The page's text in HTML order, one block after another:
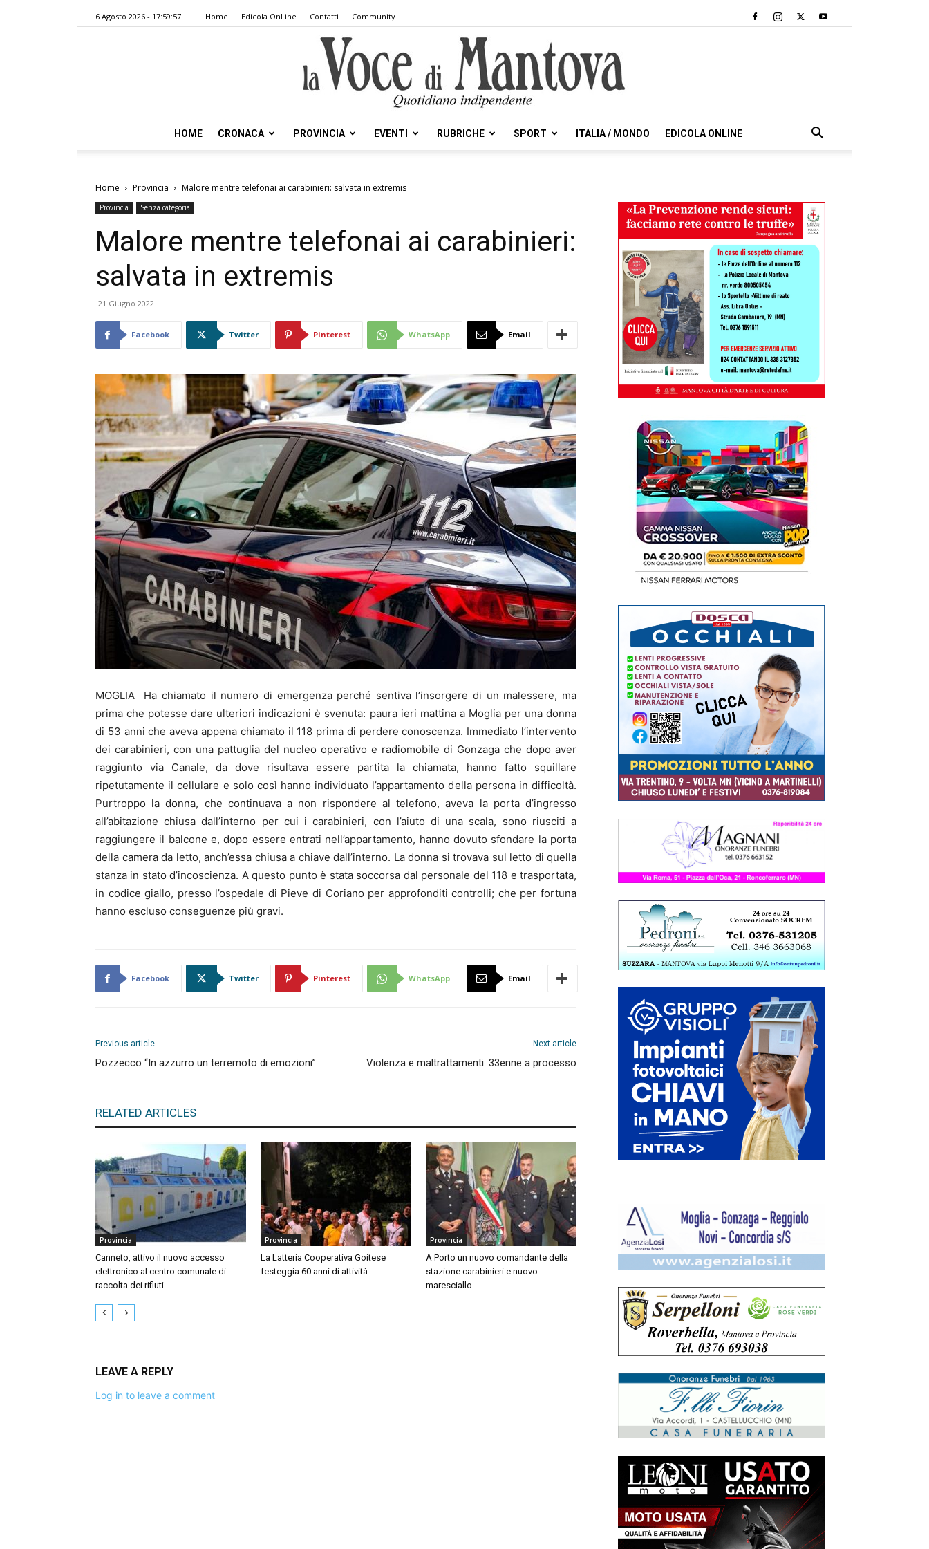
6 Agosto 2026 - 17:59:57 Home Edicola OnLine Contatti Community
Voce
HOME CRONACA PROVINCIA EVENTI RUBRICHE SPORT ITALIA / MONDO EDICOLA ONLINE
Home Provincia Malore mentre telefonai ai carabinieri: salvata in extremis
Provincia Senza categoria
Malore mentre telefonai ai carabinieri:
salvata in extremis
21 Giugno 2022
Facebook Twitter Pinterest WhatsApp Email
MOGLIA Ha chiamato il numero di emergenza perché sentiva l’insorgere di un malessere, ma
prima che potesse dare ulteriori indicazioni è svenuta: paura ieri mattina a Moglia per una donna
di 53 anni che aveva appena chiamato il 118 prima di perdere conoscenza. Immediato l’intervento
dei carabinieri, con una pattuglia del nucleo operativo e radiomobile di Gonzaga che dopo aver
raggiunto via Canale, da dove risultava essere partita la chiamata, hanno fatto squillare
ripetutamente il cellulare e solo così hanno individuato l’appartamento della persona in difficoltà.
Purtroppo la donna, che continuava a non rispondere al telefono, aveva la porta d’ingresso
all’abitazione chiusa dall’interno per cui i carabinieri, con l’aiuto di una scala, sono riusciti a
raggiungere il balcone e, dopo essere entrati nell’appartamento, hanno dovuto sfondare la porta
della camera da letto, anch’essa chiusa a chiave dall’interno. La donna si trovava sul letto di quella
stanza in stato d’incoscienza. A questo punto è stata soccorsa dal personale del 118 e trasportata,
in codice giallo, presso l’ospedale di Pieve di Coriano per approfonditi controlli; che per fortuna
hanno escluso conseguenze più gravi.
Facebook Twitter Pinterest WhatsApp Email
Previous article
Pozzecco “In azzurro un terremoto di emozioni”
Next article
Violenza e maltrattamenti: 33enne a processo
RELATED ARTICLES
Provincia
Canneto, attivo il nuovo accesso
elettronico al centro comunale di
raccolta dei rifiuti
Provincia
La Latteria Cooperativa Goitese
festeggia 60 anni di attività
Provincia
A Porto un nuovo comandante della
stazione carabinieri e nuovo
maresciallo
LEAVE A REPLY
Log in to leave a comment